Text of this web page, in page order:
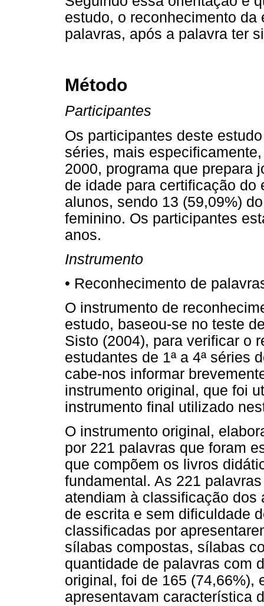
estudo, o reconhecimento
palavras, após a palavra ter
Método
Participantes
Os participantes deste
séries, mais
2000, programa que prepara
de idade para certificação do
alunos, sendo 13 (59,09%)
feminino. Os participantes
anos.
Instrumento
• Reconhecimento de
O instrumento de
estudo, baseou-se no teste
Sisto (2004), para verificar o
estudantes de 1ª a 4ª séries
cabe-nos informar
instrumento original, que foi
instrumento final utilizado
O instrumento original,
por 221 palavras que foram
que compõem os livros
fundamental. As 221
atendiam à classificação
de escrita e sem dificuldade
classificadas por
sílabas compostas, sílabas
quantidade de palavras com
original, foi de 165 (74,66%),
apresentavam característica